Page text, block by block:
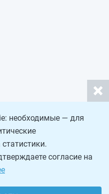
необходимые — для
согласие на